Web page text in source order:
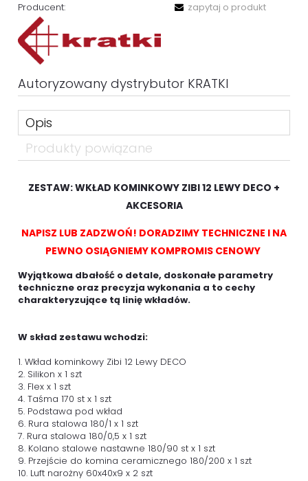
Producent: zapytaj o produkt
Autoryzowany dystrybutor KRATKI
Opis
Produkty powiązane
ZESTAW: WKŁAD KOMINKOWY ZIBI 12 LEWY DECO +
AKCESORIA
NAPISZ LUB ZADZWOŃ! DORADZIMY TECHNICZNE I NA
PEWNO OSIĄGNIEMY KOMPROMIS CENOWY
Wyjątkowa dbałość o detale, doskonałe parametry
techniczne oraz precyzja wykonania a to cechy
charakteryzujące tą linię wkładów.
W skład zestawu wchodzi:
1. Wkład kominkowy Zibi 12 Lewy DECO
2. Silikon x 1 szt
3. Flex x 1 szt
4. Taśma 170 st x 1 szt
5. Podstawa pod wkład
6. Rura stalowa 180/1 x 1 szt
7. Rura stalowa 180/0,5 x 1 szt
8. Kolano stalowe nastawne 180/90 st x 1 szt
9. Przejście do komina ceramicznego 180/200 x 1 szt
10. Luft narożny 60x40x9 x 2 szt